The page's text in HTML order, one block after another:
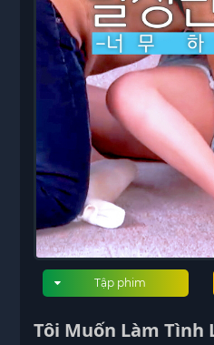
Tập phim
Tôi Muốn Làm Tình